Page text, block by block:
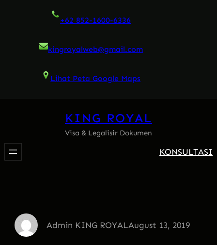
+62 852-1600-6336
kingroyalweb@gmail.com
Lihat Peta Google Maps
KING ROYAL
Visa & Legalisir Dokumen
KONSULTASI
Admin KING ROYALAugust 13, 2019